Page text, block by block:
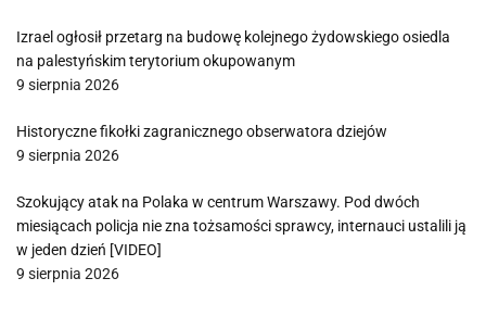
Izrael ogłosił przetarg na budowę kolejnego żydowskiego osiedla
na palestyńskim terytorium okupowanym
9 sierpnia 2026
Historyczne fikołki zagranicznego obserwatora dziejów
9 sierpnia 2026
Szokujący atak na Polaka w centrum Warszawy. Pod dwóch
miesiącach policja nie zna tożsamości sprawcy, internauci ustalili ją
w jeden dzień [VIDEO]
9 sierpnia 2026